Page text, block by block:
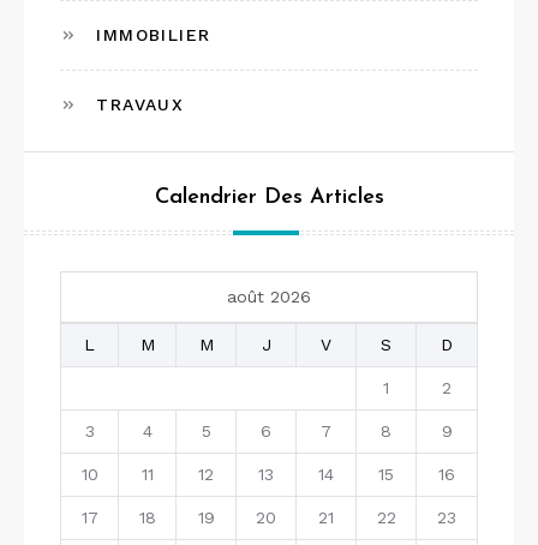
IMMOBILIER
TRAVAUX
Calendrier Des Articles
août 2026
L M M J V S D
1 2
3 4 5 6 7 8 9
10 11 12 13 14 15 16
17 18 19 20 21 22 23